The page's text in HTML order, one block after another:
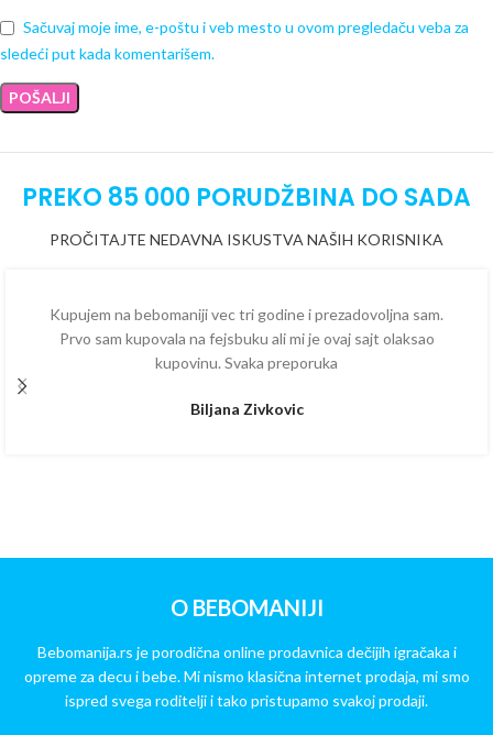
Sačuvaj moje ime, e-poštu i veb mesto u ovom pregledaču veba za
sledeći put kada komentarišem.
PREKO 85 000 PORUDŽBINA DO SADA
PROČITAJTE NEDAVNA ISKUSTVA NAŠIH KORISNIKA
Kupujem na bebomaniji vec tri godine i prezadovoljna sam.
Prvo sam kupovala na fejsbuku ali mi je ovaj sajt olaksao
kupovinu. Svaka preporuka
Biljana Zivkovic
O BEBOMANIJI
Bebomanija.rs je porodična online prodavnica dečijih igračaka i
opreme za decu i bebe. Mi nismo klasična internet prodaja, mi smo
ispred svega roditelji i tako pristupamo svakoj prodaji.